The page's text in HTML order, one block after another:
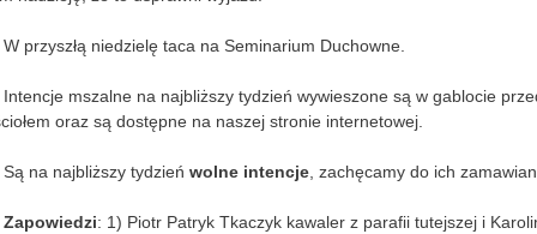
W przyszłą niedzielę taca na Seminarium Duchowne.
Intencje mszalne na najbliższy tydzień wywieszone są w gablocie
oraz są dostępne na naszej stronie internetowej.
Są na najbliższy tydzień wolne intencje, zachęcamy do ich
Zapowiedzi: 1) Piotr Patryk Tkaczyk kawaler z parafii tutejszej i